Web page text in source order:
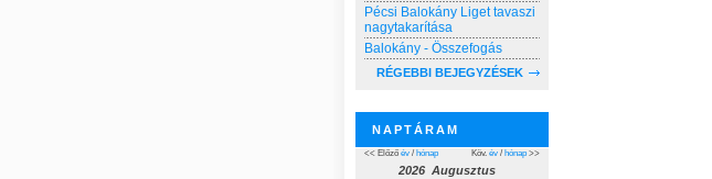
Pécsi Balokány Liget tavaszi
nagytakarítása
Balokány - Összefogás
RÉGEBBI BEJEGYZÉSEK
NAPTÁRAM
<< Előző év / hónap Köv. év / hónap >>
2026 Augusztus